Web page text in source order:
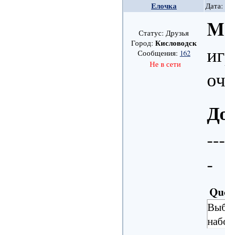
Елочка Дата:
Статус: Друзья
Город: Кисловодск
Сообщения: 162
Не в сети
-